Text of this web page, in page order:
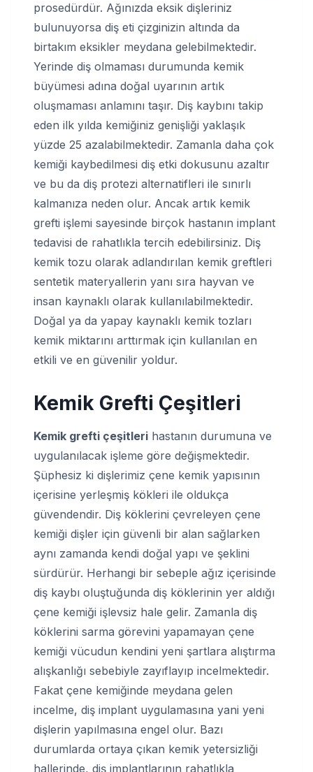
prosedürdür. Ağınızda eksik dişleriniz
bulunuyorsa diş eti çizginizin altında da
birtakım eksikler meydana gelebilmektedir.
Yerinde diş olmaması durumunda kemik
büyümesi adına doğal uyarının artık
oluşmaması anlamını taşır. Diş kaybını takip
eden ilk yılda kemiğiniz genişliği yaklaşık
yüzde 25 azalabilmektedir. Zamanla daha çok
kemiği kaybedilmesi diş etki dokusunu azaltır
ve bu da diş protezi alternatifleri ile sınırlı
kalmanıza neden olur. Ancak artık kemik
grefti işlemi sayesinde birçok hastanın implant
tedavisi de rahatlıkla tercih edebilirsiniz. Diş
kemik tozu olarak adlandırılan kemik greftleri
sentetik materyallerin yanı sıra hayvan ve
insan kaynaklı olarak kullanılabilmektedir.
Doğal ya da yapay kaynaklı kemik tozları
kemik miktarını arttırmak için kullanılan en
etkili ve en güvenilir yoldur.
Kemik Grefti Çeşitleri
Kemik grefti çeşitleri hastanın durumuna ve
uygulanılacak işleme göre değişmektedir.
Şüphesiz ki dişlerimiz çene kemik yapısının
içerisine yerleşmiş kökleri ile oldukça
güvendendir. Diş köklerini çevreleyen çene
kemiği dişler için güvenli bir alan sağlarken
aynı zamanda kendi doğal yapı ve şeklini
sürdürür. Herhangi bir sebeple ağız içerisinde
diş kaybı oluştuğunda diş köklerinin yer aldığı
çene kemiği işlevsiz hale gelir. Zamanla diş
köklerini sarma görevini yapamayan çene
kemiği vücudun kendini yeni şartlara alıştırma
alışkanlığı sebebiyle zayıflayıp incelmektedir.
Fakat çene kemiğinde meydana gelen
incelme, diş implant uygulamasına yani yeni
dişlerin yapılmasına engel olur. Bazı
durumlarda ortaya çıkan kemik yetersizliği
hallerinde, diş implantlarının rahatlıkla